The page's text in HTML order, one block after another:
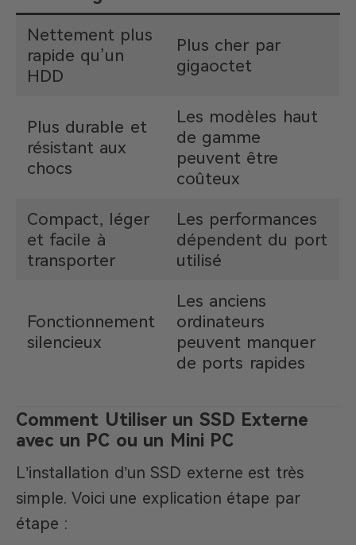
Nettement plus
rapide qu’un
HDD
Plus cher par
gigaoctet
Plus durable et
résistant aux
chocs
Les modèles haut
de gamme
peuvent être
coûteux
Compact, léger
et facile à
transporter
Les performances
dépendent du port
utilisé
Fonctionnement
silencieux
Les anciens
ordinateurs
peuvent manquer
de ports rapides
Comment Utiliser un SSD Externe
avec un PC ou un Mini PC
L’installation d’un SSD externe est très
simple. Voici une explication étape par
étape :